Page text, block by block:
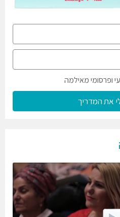
ופרסומי מאילמה
את המדריך